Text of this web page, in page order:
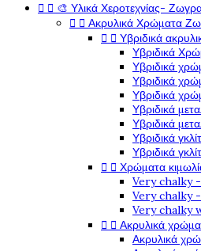
  🎨 Υλικά Χεροτεχνίας-
  Ακρυλικά Χρώματα
  Υβριδικά
Υβριδικά
Υβριδικά
Υβριδικά
Υβριδικά
Υβριδικά
Υβριδικά
Υβριδικά
Υβριδικά
  Χρώματα
Very chalky -
Very chalky
Very chalky
  Ακρυλικά
Ακρυλικά